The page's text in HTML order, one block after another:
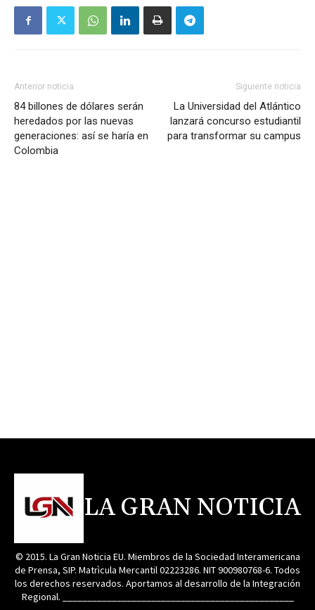
Anterior noticia
84 billones de dólares serán
heredados por las nuevas
generaciones: así se haría en
Colombia
Siguiente noticia
La Universidad del Atlántico
lanzará concurso estudiantil
para transformar su campus
LA GRAN NOTICIA
© 2015. La Gran Noticia EU. Miembros de la Sociedad Interamericana
de Prensa, SIP. Matrìcula Mercantil 02223286. NIT 900980768-6. Todos
los derechos reservados. Aportamos al desarrollo de la Integración
Regional. _______________________________________________